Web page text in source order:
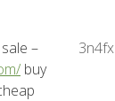
3n4fx
–
buy